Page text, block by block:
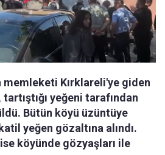
Kırklareli'ye giden
yeğeni tarafından
Bütün köyü üzüntüye
yeğen gözaltına alındı.
köyünde gözyaşları ile